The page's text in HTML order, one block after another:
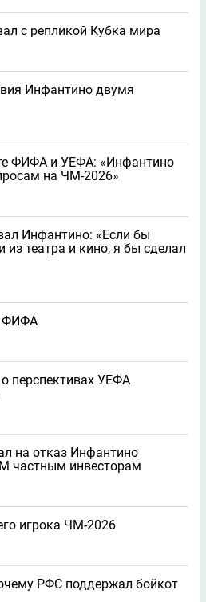
с репликой Кубка мира
Инфантино двумя
ФИФА и УЕФА: «Инфантино
на ЧМ-2026»
Инфантино: «Если бы
из театра и кино, я бы сделал
ФИФА
перспективах УЕФА
на отказ Инфантино
частным инвесторам
игрока ЧМ-2026
РФС поддержал бойкот